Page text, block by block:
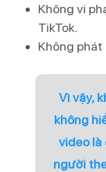
Không vi
TikTok.
Không phát
Vì vậy,
không
video là
người